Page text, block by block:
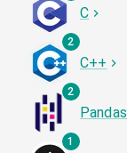
C
2
C++
2
Pandas
1